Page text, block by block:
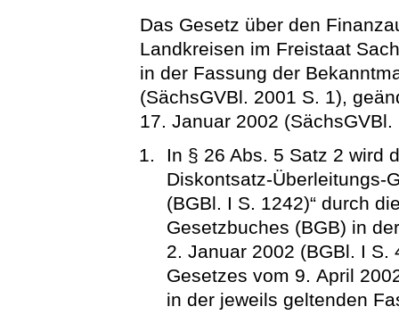
Das Gesetz über den
Landkreisen im Freistaat
in der Fassung der
(SächsGVBl. 2001 S. 1),
17. Januar 2002
In § 26 Abs. 5 Satz 2 wird
Diskontsatz-Überleitungs-
(BGBl. I S. 1242)“ durch
Gesetzbuches (BGB) in
2. Januar 2002 (BGBl. I
Gesetzes vom 9. April
in der jeweils geltenden